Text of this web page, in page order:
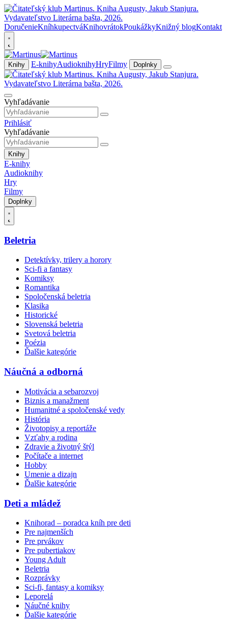
DoručenieKníhkupectváKnihovrátokPoukážkyKnižný blogKontakt
Knihy E-knihyAudioknihyHryFilmy Doplnky
Vyhľadávanie
Prihlásiť
Vyhľadávanie
Knihy
E-knihy
Audioknihy
Hry
Filmy
Doplnky
Beletria
Detektívky, trilery a horory
Sci-fi a fantasy
Komiksy
Romantika
Spoločenská beletria
Klasika
Historické
Slovenská beletria
Svetová beletria
Poézia
Ďalšie kategórie
Náučná a odborná
Motivácia a sebarozvoj
Biznis a manažment
Humanitné a spoločenské vedy
História
Životopisy a reportáže
Vzťahy a rodina
Zdravie a životný štýl
Počítače a internet
Hobby
Umenie a dizajn
Ďalšie kategórie
Deti a mládež
Knihorad – poradca kníh pre deti
Pre najmenších
Pre prvákov
Pre pubertiakov
Young Adult
Beletria
Rozprávky
Sci-fi, fantasy a komiksy
Leporelá
Náučné knihy
Ďalšie kategórie